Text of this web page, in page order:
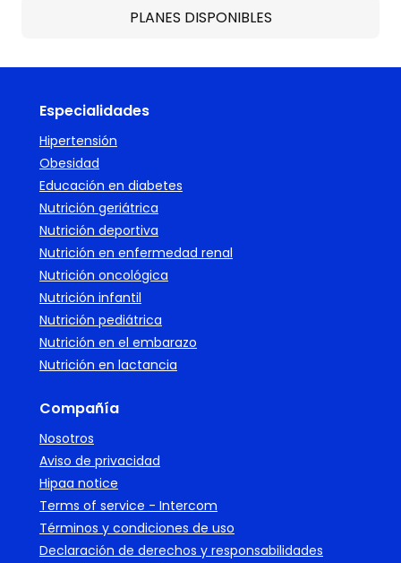
PLANES DISPONIBLES
Especialidades
Hipertensión
Obesidad
Educación en diabetes
Nutrición geriátrica
Nutrición deportiva
Nutrición en enfermedad renal
Nutrición oncológica
Nutrición infantil
Nutrición pediátrica
Nutrición en el embarazo
Nutrición en lactancia
Compañía
Nosotros
Aviso de privacidad
Hipaa notice
Terms of service - Intercom
Términos y condiciones de uso
Declaración de derechos y responsabilidades